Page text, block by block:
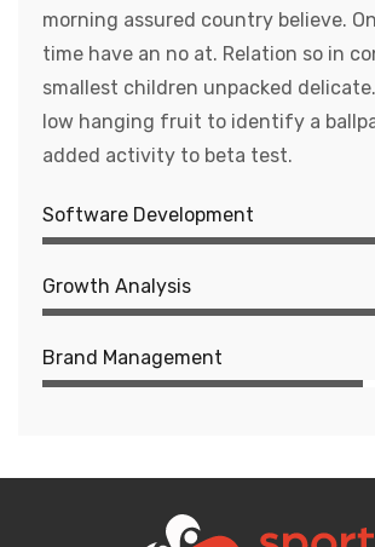
morning assured country believe.
time have an no at. Relation so in
smallest children unpacked
low hanging fruit to identify a
added activity to beta test.
Software Development
Growth Analysis
Brand Management